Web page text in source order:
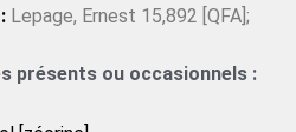
Lepage, Ernest 15,892 [QFA];
présents ou occasionnels :